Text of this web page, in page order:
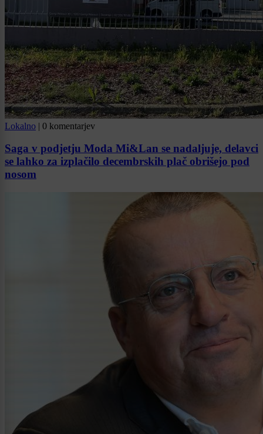
Lokalno | 0 komentarjev
Saga v podjetju Moda Mi&Lan se nadaljuje, delavci
se lahko za izplačilo decembrskih plač obrišejo pod
nosom